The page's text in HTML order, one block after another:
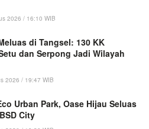
2026 / 16:10 WIB
di Tangsel: 130 KK
dan Serpong Jadi Wilayah
2026 / 19:47 WIB
Urban Park, Oase Hijau Seluas
City